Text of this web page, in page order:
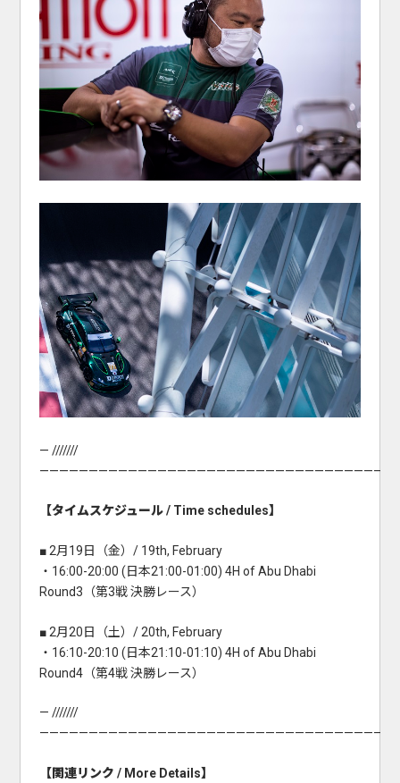
— ///////
———————————————————————————————————
【タイムスケジュール / Time schedules】
■ 2月19日（金）/ 19th, February
・16:00-20:00 (日本21:00-01:00) 4H of Abu Dhabi
Round3（第3戦 決勝レース）
■ 2月20日（土）/ 20th, February
・16:10-20:10 (日本21:10-01:10) 4H of Abu Dhabi
Round4（第4戦 決勝レース）
— ///////
———————————————————————————————————
【関連リンク / More Details】